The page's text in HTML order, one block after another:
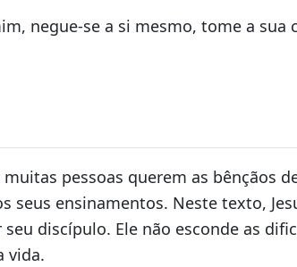
negue-se a si mesmo, tome a sua
pessoas querem as bênçãos
seus ensinamentos. Neste texto,
discípulo. Ele não esconde as
vida.